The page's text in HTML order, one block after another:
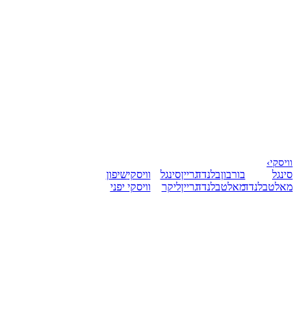
וויסקי›
סינגל
מאלטבלנדד
בורבוןבלנדד
מאלטבלנדד
גרייןסינגל
גרייןליקר
וויסקישיפון
וויסקי יפני